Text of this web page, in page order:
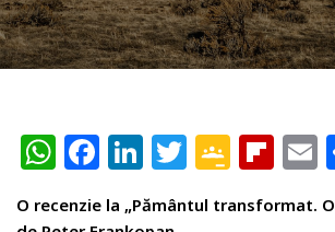
W
at
F
a
c
Li
n
k
T
w
itt
G
o
Fl
b
O recenzie la „Pământul transformat.